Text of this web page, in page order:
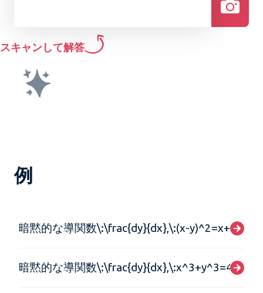
スキャンして解答
例
暗黙的な導関数\:\frac{dy}{dx},\:(x-y)^2=x+y-1
暗黙的な導関数\:\frac{dy}{dx},\:x^3+y^3=4